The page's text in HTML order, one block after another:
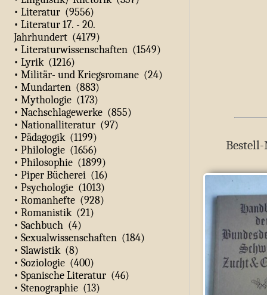
• Literatur (9556)
• Literatur 17. - 20.
Jahrhundert (4179)
• Literaturwissenschaften (1549)
• Lyrik (1216)
• Militär- und Kriegsromane (24)
• Mundarten (883)
• Mythologie (173)
• Nachschlagewerke (855)
• Nationalliteratur (97)
• Pädagogik (1199)
• Philologie (1656)
• Philosophie (1899)
• Piper Bücherei (16)
• Psychologie (1013)
• Romanhefte (928)
• Romanistik (21)
• Sachbuch (4)
• Sexualwissenschaften (184)
• Slawistik (8)
• Soziologie (400)
• Spanische Literatur (46)
• Stenographie (13)
Bestell-